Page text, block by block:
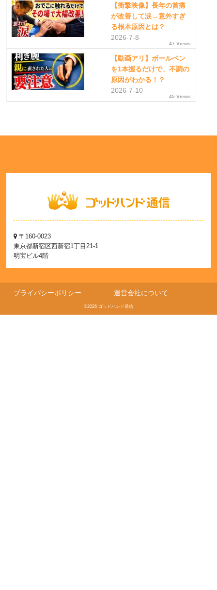
【衝撃映像】長年の首痛
が改善して涙→意外すぎ
る根本原因とは？
2026-7-8
47 Views
【動画アリ】ボールペン
を1本握るだけで、不調の
原因がわかる！？
2026-7-10
45 Views
〒160-0023
東京都新宿区西新宿1丁目21-1
明宝ビル4階
プライバシーポリシー 運営会社について
©2026 ゴッドハンド通信